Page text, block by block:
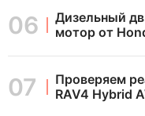
Дизельный
мотор от
Проверяем
RAV4 Hybrid